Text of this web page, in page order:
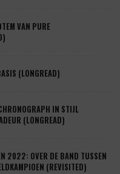
VAN PURE
(LONGREAD)
IN STIJL
(LONGREAD)
2022: OVER DE BAND TUSSEN
(REVISITED)